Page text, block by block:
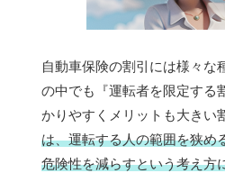
自動車保険の割引には様々な
の中でも『運転者を限定する
かりやすくメリットも大きい
は、運転する人の範囲を狭め
危険性を減らすという考え方